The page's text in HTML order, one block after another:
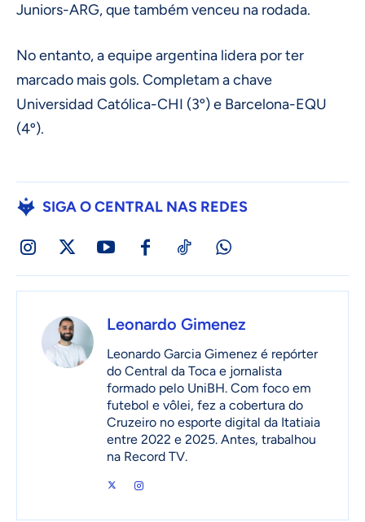
Juniors-ARG, que também venceu na rodada.
No entanto, a equipe argentina lidera por ter
marcado mais gols. Completam a chave
Universidad Católica-CHI (3º) e Barcelona-EQU
(4º).
SIGA O CENTRAL NAS REDES
Leonardo Gimenez
Leonardo Garcia Gimenez é repórter
do Central da Toca e jornalista
formado pelo UniBH. Com foco em
futebol e vôlei, fez a cobertura do
Cruzeiro no esporte digital da Itatiaia
entre 2022 e 2025. Antes, trabalhou
na Record TV.